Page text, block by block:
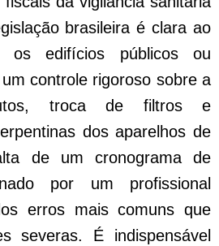
brasileira é clara ao
os edifícios públicos ou
controle rigoroso sobre a
troca de filtros e
dos aparelhos de
de um cronograma de
por um profissional
erros mais comuns que
severas. É indispensável